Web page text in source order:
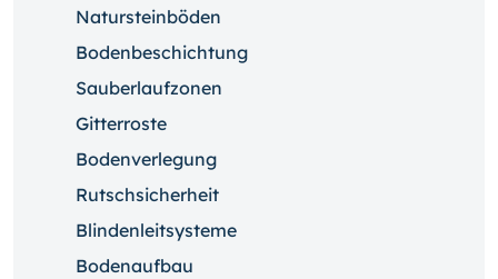
Natursteinböden
Bodenbeschichtung
Sauberlaufzonen
Gitterroste
Bodenverlegung
Rutschsicherheit
Blindenleitsysteme
Bodenaufbau